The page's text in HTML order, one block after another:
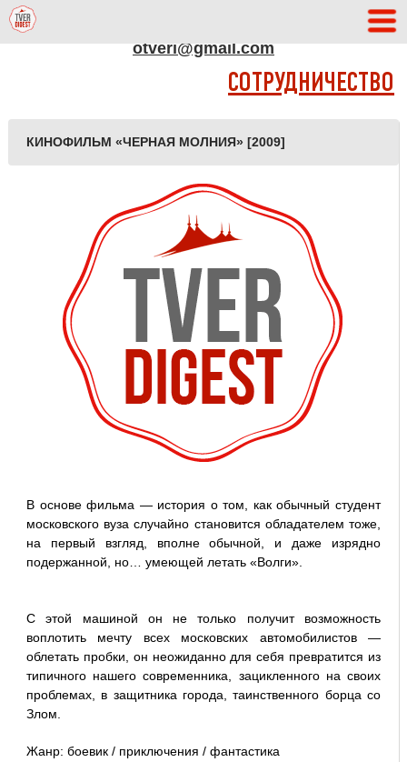
otveri@gmail.com
СОТРУДНИЧЕСТВО
КИНОФИЛЬМ «ЧЕРНАЯ МОЛНИЯ» [2009]
В основе фильма — история о том, как обычный студент
московского вуза случайно становится обладателем тоже,
на первый взгляд, вполне обычной, и даже изрядно
подержанной, но… умеющей летать «Волги».
С этой машиной он не только получит возможность
воплотить мечту всех московских автомобилистов —
облетать пробки, он неожиданно для себя превратится из
типичного нашего современника, зацикленного на своих
проблемах, в защитника города, таинственного борца со
Злом.
Жанр: боевик / приключения / фантастика